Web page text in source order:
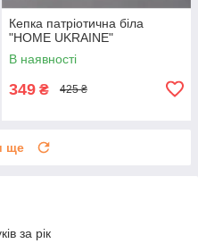
Кепка патріотична біла
"HOME UKRAINE"
В наявності
349 ₴ 425 ₴
ще
за рік